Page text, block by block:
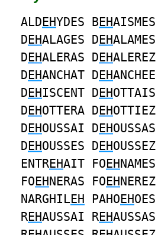
ALDEHYDES BEH
DEHALAGES DEH
DEHALERAS DEH
DEHANCHAT DEH
DEHISCENT DEH
DEHOTTERA DEH
DEHOUSSAI DEH
DEHOUSSES DEH
ENTREHAIT FOEH
FOEHNERAS FOEH
NARGHILEH PAHOEH
REHAUSSAI REH